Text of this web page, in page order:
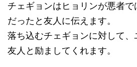
チェギョンはヒョリンが悪者
だったと友人に伝えます。
落ち込むチェギョンに対して
友人と励ましてくれます。